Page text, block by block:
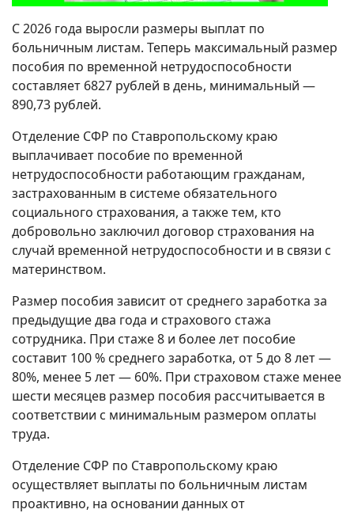
С 2026 года выросли размеры выплат по
больничным листам. Теперь максимальный размер
пособия по временной нетрудоспособности
составляет 6827 рублей в день, минимальный —
890,73 рублей.
Отделение СФР по Ставропольскому краю
выплачивает пособие по временной
нетрудоспособности работающим гражданам,
застрахованным в системе обязательного
социального страхования, а также тем, кто
добровольно заключил договор страхования на
случай временной нетрудоспособности и в связи с
материнством.
Размер пособия зависит от среднего заработка за
предыдущие два года и страхового стажа
сотрудника. При стаже 8 и более лет пособие
составит 100 % среднего заработка, от 5 до 8 лет —
80%, менее 5 лет — 60%. При страховом стаже менее
шести месяцев размер пособия рассчитывается в
соответствии с минимальным размером оплаты
труда.
Отделение СФР по Ставропольскому краю
осуществляет выплаты по больничным листам
проактивно, на основании данных от